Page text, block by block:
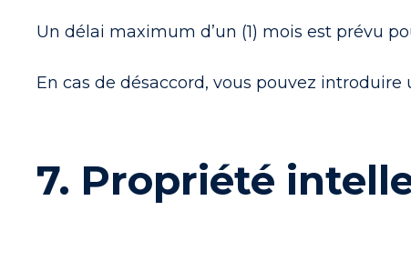
Un délai maximum d’un (1) mois est prévu
En cas de désaccord, vous pouvez
7. Propriété